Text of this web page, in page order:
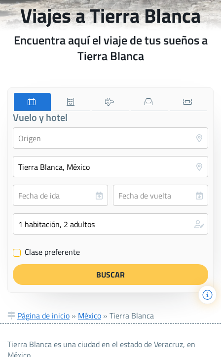
Viajes a Tierra Blanca
Encuentra aquí el viaje de tus sueños a
Tierra Blanca
Vuelo y hotel
✔ Clase preferente
Página de inicio » México » Tierra Blanca
Tierra Blanca es una ciudad en el estado de Veracruz, en